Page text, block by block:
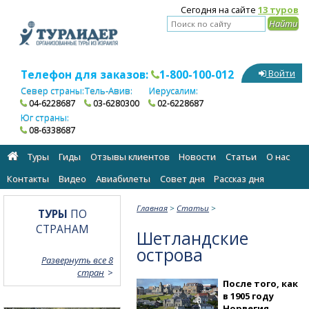
Сегодня на сайте 13 туров
Телефон для заказов: 1-800-100-012
Север страны:
04-6228687
Тель-Авив:
03-6280300
Иерусалим:
02-6228687
Юг страны:
08-6338687
Войти
Туры Гиды Отзывы клиентов Новости Статьи
О нас
Контакты
Видео Авиабилеты Cовет дня Рассказ дня
Главная > Статьи >
Шетландские
острова
После того, как
в 1905 году
ТУРЫ ПО
СТРАНАМ
Развернуть все 8
стран